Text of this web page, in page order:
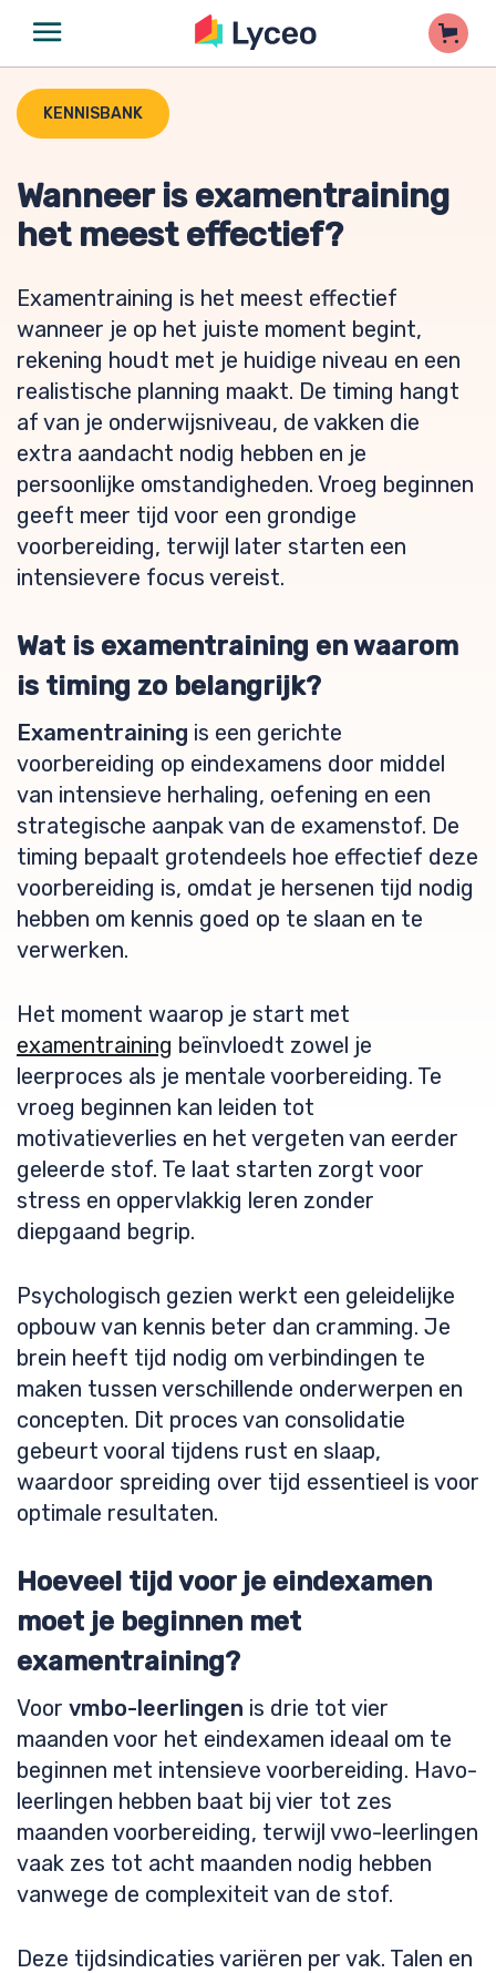
KENNISBANK
Wanneer is examentraining
het meest effectief?
Examentraining is het meest effectief
wanneer je op het juiste moment begint,
rekening houdt met je huidige niveau en een
realistische planning maakt. De timing hangt
af van je onderwijsniveau, de vakken die
extra aandacht nodig hebben en je
persoonlijke omstandigheden. Vroeg beginnen
geeft meer tijd voor een grondige
voorbereiding, terwijl later starten een
intensievere focus vereist.
Wat is examentraining en waarom
is timing zo belangrijk?
Examentraining is een gerichte
voorbereiding op eindexamens door middel
van intensieve herhaling, oefening en een
strategische aanpak van de examenstof. De
timing bepaalt grotendeels hoe effectief deze
voorbereiding is, omdat je hersenen tijd nodig
hebben om kennis goed op te slaan en te
verwerken.
Het moment waarop je start met
examentraining beïnvloedt zowel je
leerproces als je mentale voorbereiding. Te
vroeg beginnen kan leiden tot
motivatieverlies en het vergeten van eerder
geleerde stof. Te laat starten zorgt voor
stress en oppervlakkig leren zonder
diepgaand begrip.
Psychologisch gezien werkt een geleidelijke
opbouw van kennis beter dan cramming. Je
brein heeft tijd nodig om verbindingen te
maken tussen verschillende onderwerpen en
concepten. Dit proces van consolidatie
gebeurt vooral tijdens rust en slaap,
waardoor spreiding over tijd essentieel is voor
optimale resultaten.
Hoeveel tijd voor je eindexamen
moet je beginnen met
examentraining?
Voor vmbo-leerlingen is drie tot vier
maanden voor het eindexamen ideaal om te
beginnen met intensieve voorbereiding. Havo-
leerlingen hebben baat bij vier tot zes
maanden voorbereiding, terwijl vwo-leerlingen
vaak zes tot acht maanden nodig hebben
vanwege de complexiteit van de stof.
Deze tijdsindicaties variëren per vak. Talen en